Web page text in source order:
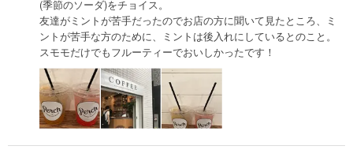
(季節のソーダ)をチョイス。
友達がミントが苦手だったのでお店の方に聞いて見たところ、ミ
ントが苦手な方のために、ミントは後入れにしているとのこと。
スモモだけでもフルーティーでおいしかったです！